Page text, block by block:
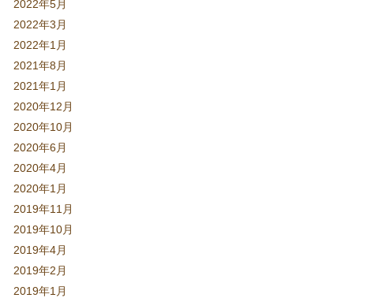
2022年5月
2022年3月
2022年1月
2021年8月
2021年1月
2020年12月
2020年10月
2020年6月
2020年4月
2020年1月
2019年11月
2019年10月
2019年4月
2019年2月
2019年1月